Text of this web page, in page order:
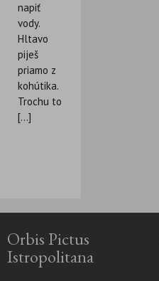
napiť
vody.
Hltavo
piješ
priamo z
kohútika.
Trochu to
[...]
Orbis Pictus
Istropolitana